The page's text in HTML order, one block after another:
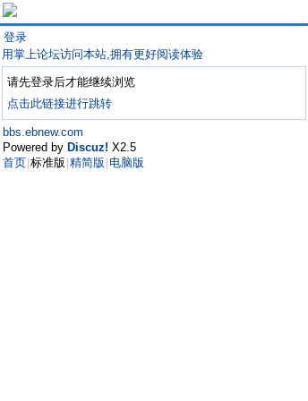
登录
用掌上论坛访问本站,拥有更好阅读体验
请先登录后才能继续浏览
点击此链接进行跳转
bbs.ebnew.com
Powered by Discuz! X2.5
首页 标准版 精简版 电脑版